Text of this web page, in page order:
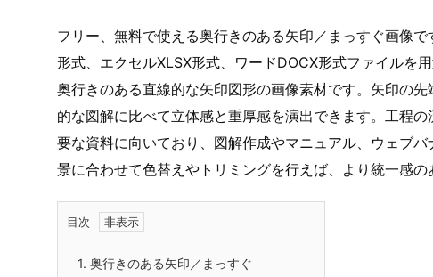
フリー、無料で使える奥行きのある矢印／まっすぐ画像